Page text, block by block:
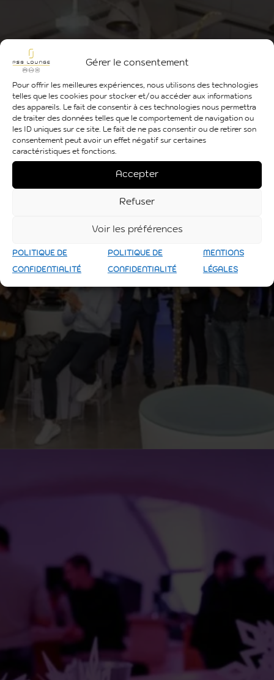
Gérer le consentement
Pour offrir les meilleures expériences, nous utilisons des technologies
telles que les cookies pour stocker et/ou accéder aux informations
des appareils. Le fait de consentir à ces technologies nous permettra
de traiter des données telles que le comportement de navigation ou
les ID uniques sur ce site. Le fait de ne pas consentir ou de retirer son
consentement peut avoir un effet négatif sur certaines
caractéristiques et fonctions.
Accepter
Refuser
Voir les préférences
POLITIQUE DE
CONFIDENTIALITÉ
POLITIQUE DE
CONFIDENTIALITÉ
MENTIONS
LÉGALES